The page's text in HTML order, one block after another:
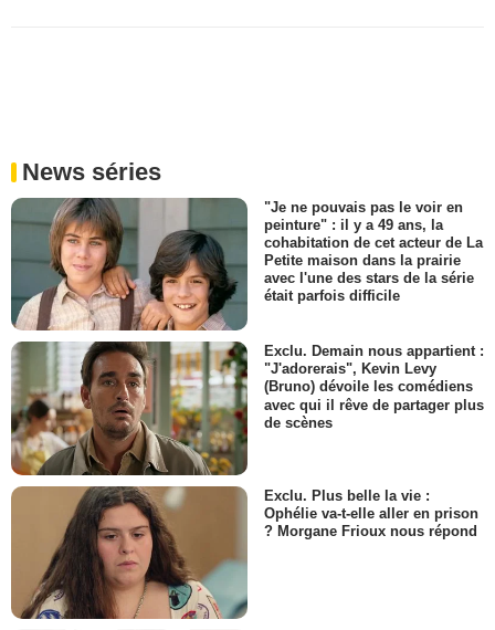
News séries
"Je ne pouvais pas le voir en
peinture" : il y a 49 ans, la
cohabitation de cet acteur de La
Petite maison dans la prairie
avec l'une des stars de la série
était parfois difficile
Exclu. Demain nous appartient :
"J'adorerais", Kevin Levy
(Bruno) dévoile les comédiens
avec qui il rêve de partager plus
de scènes
Exclu. Plus belle la vie :
Ophélie va-t-elle aller en prison
? Morgane Frioux nous répond